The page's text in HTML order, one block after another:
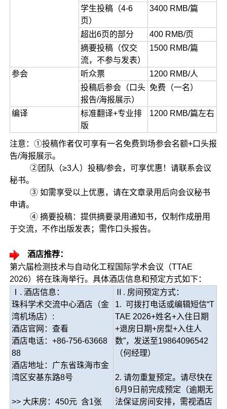
学生投稿（4-6
页）
3400 RMB/篇
超出6页的部分
400 RMB/页
摘要投稿（仅交
流，不参与发表）
1500 RMB/篇
参会 听众票
1200 RMB/人
投稿后参会（口头
报告/海报展示）
免费（一名）
编译
标准翻译+专业排
版
1200 RMB/篇左右
注意：①投稿作者仅可享有一名免费到场参会名额+口头报
告/海报展示。
②团队（≥3人）投稿/参会，可享优惠！请联系会议
秘书。
③ 如需享受以上优惠，请在文章录用后向会议秘书
申请。
④ 摘要投稿：提供摘要录用通知书，仅制作成册用
于交流，不作出版发表；需作口头报告。
酒店推荐：
第六届检测技术与自动化工程国际学术会议（TTAE
2026）将在珠海举行。具体酒店信息和预定方式如下：
Ⅰ. 酒店信息：
珠科学术交流中心酒店（金
湾机场店）:
酒店官网：查看
酒店电话：+86-756-63668
88
酒店地址：广东省珠海市金
湾区安基东路8号
>> 大床房：450元 含1张
Ⅱ. 房间预定方式：
1. 可拨打电话或编辑短信“T
TAE 2026+姓名+入住日期
+退房日期+房型+入住人
数”，发送至19864096542
（何经理）
2. 请勿重复预定。请尽快在
6月9日前完成预定（逾期无
法保证房间安排，需视酒店